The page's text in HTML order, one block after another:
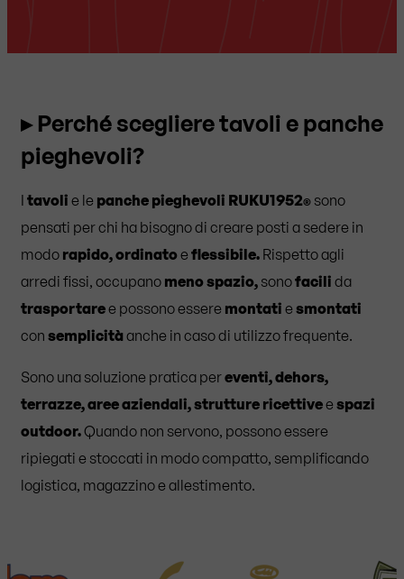
▸ Perché scegliere tavoli e panche
pieghevoli?
I tavoli e le panche pieghevoli RUKU1952® sono
pensati per chi ha bisogno di creare posti a sedere in
modo rapido, ordinatoe flessibile. Rispetto agli
arredi fissi, occupano meno spazio, sonofacili da
trasportaree possono essere montati e smontati
con semplicità anche in caso di utilizzo frequente.
Sono una soluzione pratica pereventi, dehors,
terrazze, aree aziendali, strutture ricettivee spazi
outdoor.Quando non servono, possono essere
ripiegati e stoccati in modo compatto, semplificando
logistica, magazzino e allestimento.